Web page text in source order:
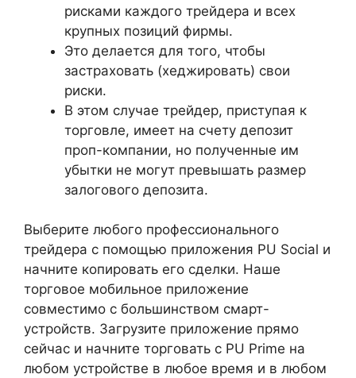
рисками каждого трейдера и всех
крупных позиций фирмы.
Это делается для того, чтобы
застраховать (хеджировать) свои
риски.
В этом случае трейдер, приступая к
торговле, имеет на счету депозит
проп-компании, но полученные им
убытки не могут превышать размер
залогового депозита.
Выберите любого профессионального
трейдера с помощью приложения PU Social и
начните копировать его сделки. Наше
торговое мобильное приложение
совместимо с большинством смарт-
устройств. Загрузите приложение прямо
сейчас и начните торговать с PU Prime на
любом устройстве в любое время и в любом